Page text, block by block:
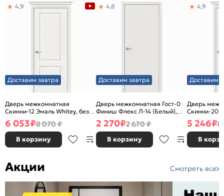
Доставим завтра
Дверь межкомнатная
Скинни-12 Эмаль Whitey, без
декора, глухая, без стекла,
без кромки, скиновая
4,9
6 053₽8 070 ₽
В корзину
Доставим завтра
Дверь межкомнатная Гост-0
Финиш Флекс Л-14 (Белый),
глухая, каркасно-щитовая
4,8
2 270₽2 670 ₽
В корзину
Доставим
Дверь
Скинни-20
декора,
без кромки,
4,9
5 246₽8
В
Акции Смотреть все